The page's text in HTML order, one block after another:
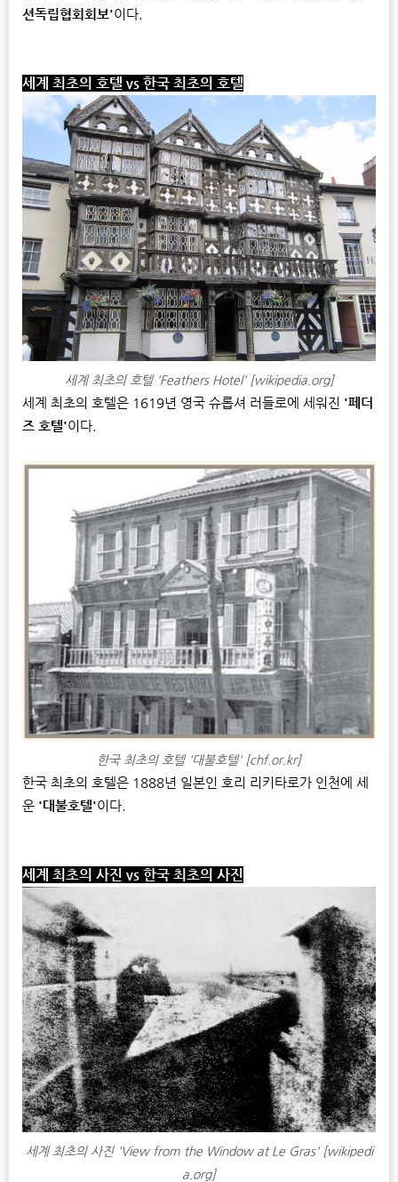
션독립협회회보'이다.
세계 최초의 호텔 vs 한국 최초의 호텔
세계 최초의 호텔 'Feathers Hotel' [wikipedia.org]
세계 최초의 호텔은 1619년 영국 슈롭셔 러들로에 세워진 '페더
즈 호텔'이다.
한국 최초의 호텔 '대불호텔' [chf.or.kr]
한국 최초의 호텔은 1888년 일본인 호리 리키타로가 인천에 세
운 '대불호텔'이다.
세계 최초의 사진 vs 한국 최초의 사진
세계 최초의 사진 'View from the Window at Le Gras' [wikipedi
a.org]